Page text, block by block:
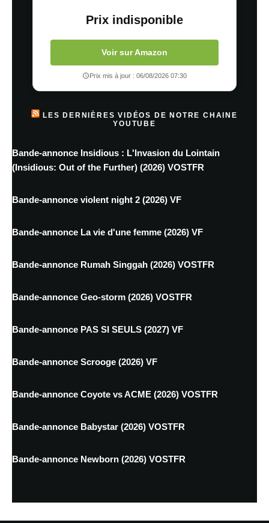
Prix indisponible
Voir sur Amazon
Prix mis à jour : 06/08/2026 07:30
LES DERNIÈRES VIDÉOS DE NOTRE CHAINE
YOUTUBE
Bande-annonce Insidious : L'Invasion du Lointain
(Insidious: Out of the Further) (2026) VOSTFR
Bande-annonce violent night 2 (2026) VF
Bande-annonce La vie d'une femme (2026) VF
Bande-annonce Rumah Singgah (2026) VOSTFR
Bande-annonce Geo-storm (2026) VOSTFR
Bande-annonce PAS SI SEULS (2027) VF
Bande-annonce Scrooge (2026) VF
Bande-annonce Coyote vs ACME (2026) VOSTFR
Bande-annonce Babystar (2026) VOSTFR
Bande-annonce Newborn (2026) VOSTFR